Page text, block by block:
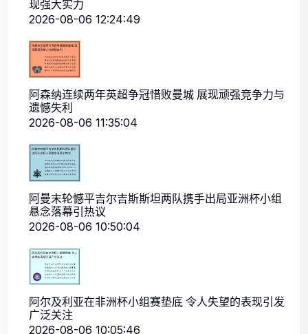
现强大实力
2026-08-06 12:24:49
阿森纳连续两年英超争冠惜败曼城 展现顽强竞争力与
遗憾失利
2026-08-06 11:35:04
阿曼末轮憾平吉尔吉斯斯坦两队携手出局亚洲杯小组
悬念落幕引热议
2026-08-06 10:50:04
阿尔及利亚在非洲杯小组赛垫底 令人失望的表现引发
广泛关注
2026-08-06 10:05:46